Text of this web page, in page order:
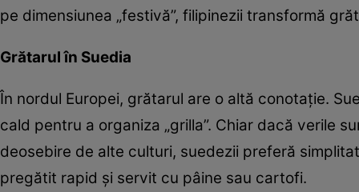
pe dimensiunea „festivă”, filipinezii transformă
Grătarul în Suedia
În nordul Europei, grătarul are o altă conotație.
cald pentru a organiza „grilla”. Chiar dacă verile
deosebire de alte culturi, suedezii preferă
pregătit rapid și servit cu pâine sau cartofi.